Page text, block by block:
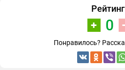
0
Понравилось?